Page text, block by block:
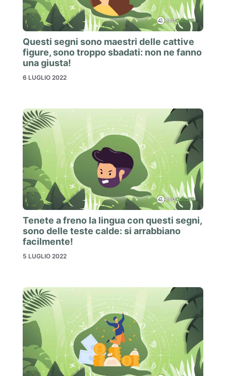
Questi segni sono maestri delle cattive
figure, sono troppo sbadati: non ne fanno
una giusta!
6 LUGLIO 2022
Tenete a freno la lingua con questi segni,
sono delle teste calde: si arrabbiano
facilmente!
5 LUGLIO 2022